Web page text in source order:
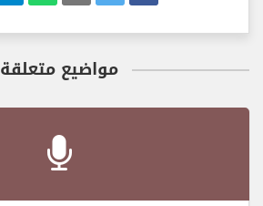
مواضيع متعلقة